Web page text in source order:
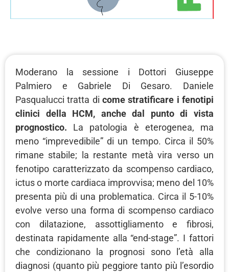
Moderano la sessione i Dottori Giuseppe
Palmiero e Gabriele Di Gesaro. Daniele
Pasqualucci tratta di come stratificare i fenotipi
clinici della HCM, anche dal punto di vista
prognostico. La patologia è eterogenea, ma
meno “imprevedibile” di un tempo. Circa il 50%
rimane stabile; la restante metà vira verso un
fenotipo caratterizzato da scompenso cardiaco,
ictus o morte cardiaca improvvisa; meno del 10%
presenta più di una problematica. Circa il 5-10%
evolve verso una forma di scompenso cardiaco
con dilatazione, assottigliamento e fibrosi,
destinata rapidamente alla “end-stage”. I fattori
che condizionano la prognosi sono l’età alla
diagnosi (quanto più peggiore tanto più l’esordio